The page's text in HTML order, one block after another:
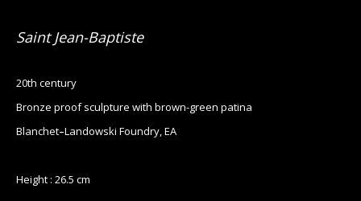
Saint Jean-Baptiste
20th century
Bronze proof sculpture with brown-green patina
Blanchet–Landowski Foundry, EA
Height : 26.5 cm